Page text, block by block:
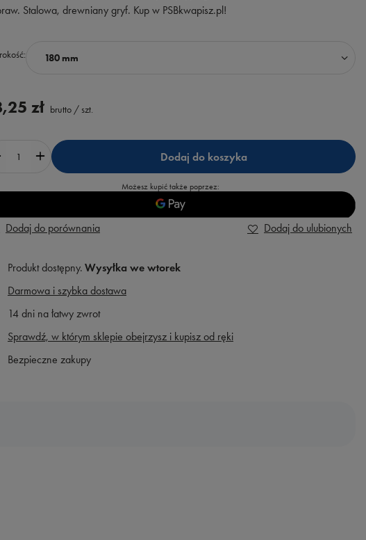
Stalowa, drewniany gryf. Kup w PSBkwapisz.pl!
180 mm
zł brutto / szt.
Dodaj do koszyka
Możesz kupić także poprzez:
Dodaj do porównania Dodaj do ulubionych
Produkt dostępny Wysyłka we wtorek
Darmowa i szybka dostawa
14 dni na łatwy zwrot
Sprawdź, w którym sklepie obejrzysz i kupisz od ręki
Bezpieczne zakupy